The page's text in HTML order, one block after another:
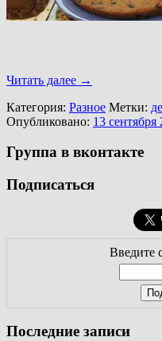
Читать далее →
Категория: Разное Метки:
Опубликовано: 13 сентября
Группа в вконтакте
Подписаться
Введите
Последние записи